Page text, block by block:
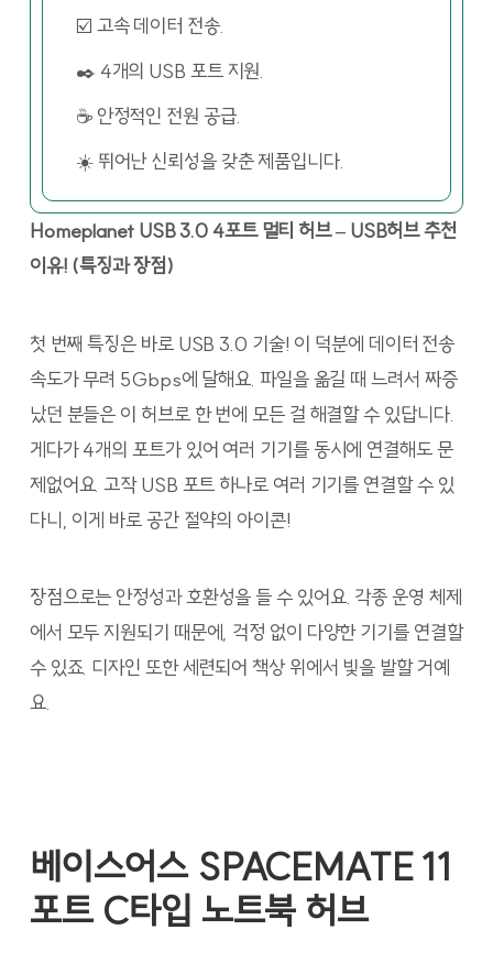
☑️ 고속 데이터 전송.
✒️ 4개의 USB 포트 지원.
☕ 안정적인 전원 공급.
☀️ 뛰어난 신뢰성을 갖춘 제품입니다.
Homeplanet USB 3.0 4포트 멀티 허브 – USB허브 추천
이유! (특징과 장점)
첫 번째 특징은 바로 USB 3.0 기술! 이 덕분에 데이터 전송
속도가 무려 5Gbps에 달해요. 파일을 옮길 때 느려서 짜증
났던 분들은 이 허브로 한 번에 모든 걸 해결할 수 있답니다.
게다가 4개의 포트가 있어 여러 기기를 동시에 연결해도 문
제없어요. 고작 USB 포트 하나로 여러 기기를 연결할 수 있
다니, 이게 바로 공간 절약의 아이콘!
장점으로는 안정성과 호환성을 들 수 있어요. 각종 운영 체제
에서 모두 지원되기 때문에, 걱정 없이 다양한 기기를 연결할
수 있죠. 디자인 또한 세련되어 책상 위에서 빛을 발할 거예
요.
베이스어스 SPACEMATE 11
포트 C타입 노트북 허브